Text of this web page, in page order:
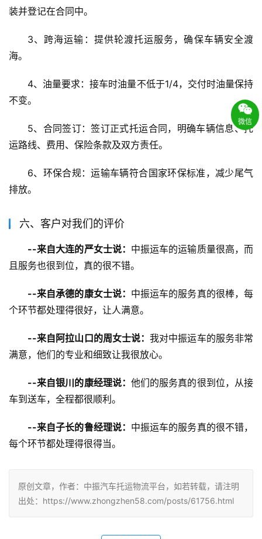
装并登记在合同中。
3、跨海运输：提供轮渡托运服务，确保车辆安全渡
海。
4、油量要求：接车时油量不低于1/4，交付时油量保持
不变。
5、合同签订：签订正式托运合同，明确车辆信息、托
运路线、费用、保险条款及双方责任。
6、环保合规：运输车辆符合国家环保标准，减少尾气
排放。
六、客户对我们的评价
--来自大连的严女士说： 中振运车的运输质量很高，而
且服务也很到位，真的很不错。
--来自承德的康女士说： 中振运车的服务真的很棒，每
个环节都处理得很好，让人满意。
--来自阿拉山口的周女士说：我对中振运车的服务非常
满意，他们的专业和细致让我很放心。
--来自银川的康经理说： 他们的服务真的很到位，从接
车到送车，全程都很顺利。
--来自子长的鲁经理说： 中振运车的服务真的很不错，
每个环节都处理得很得当。
原创文章，作者：中振汽车托运物流平台，如若转载，请注明
出处：https://www.zhongzhen58.com/posts/61756.html
微信